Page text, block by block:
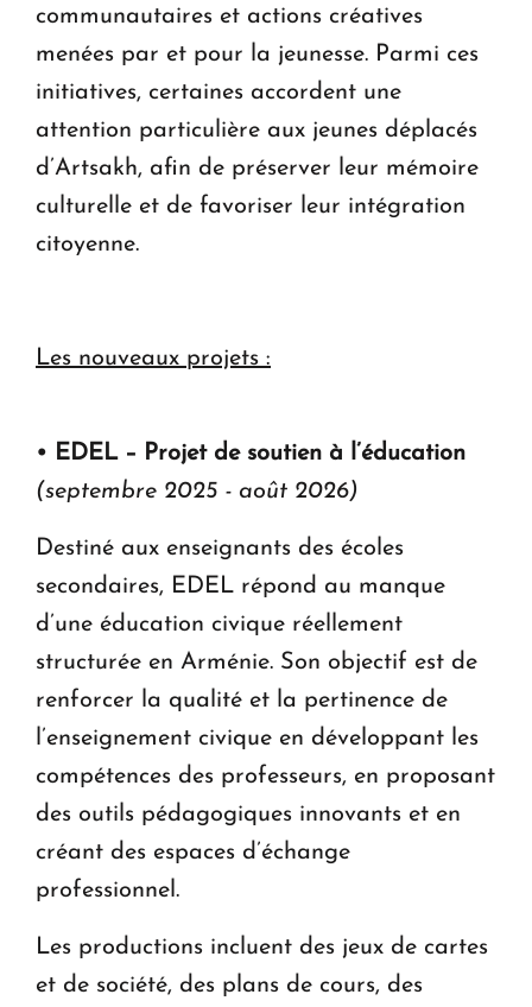
communautaires et actions créatives
menées par et pour la jeunesse. Parmi ces
initiatives, certaines accordent une
attention particulière aux jeunes déplacés
d’Artsakh, afin de préserver leur mémoire
culturelle et de favoriser leur intégration
citoyenne.
Les nouveaux projets :
• EDEL – Projet de soutien à l’éducation
(septembre 2025 - août 2026)
Destiné aux enseignants des écoles
secondaires, EDEL répond au manque
d’une éducation civique réellement
structurée en Arménie. Son objectif est de
renforcer la qualité et la pertinence de
l’enseignement civique en développant les
compétences des professeurs, en proposant
des outils pédagogiques innovants et en
créant des espaces d’échange
professionnel.
Les productions incluent des jeux de cartes
et de société, des plans de cours, des